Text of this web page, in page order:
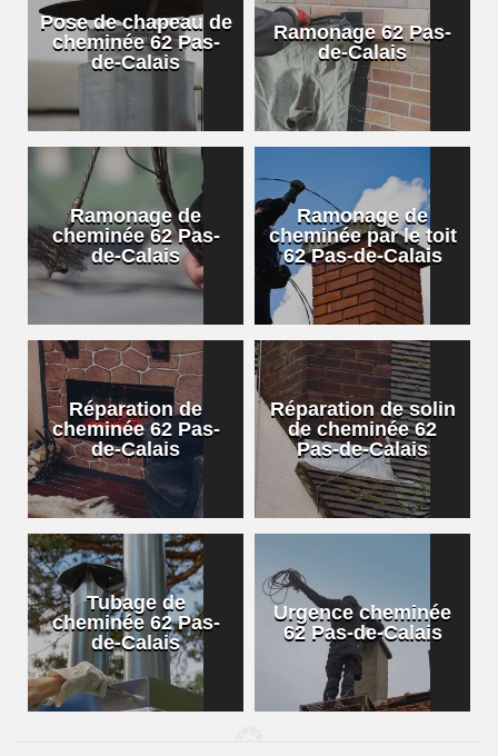
Pose de chapeau de
cheminée 62 Pas-
de-Calais
Ramonage 62 Pas-
de-Calais
Ramonage de
cheminée 62 Pas-
de-Calais
Ramonage de
cheminée par le toit
62 Pas-de-Calais
Réparation de
cheminée 62 Pas-
de-Calais
Réparation de solin
de cheminée 62
Pas-de-Calais
Tubage de
cheminée 62 Pas-
de-Calais
Urgence cheminée
62 Pas-de-Calais